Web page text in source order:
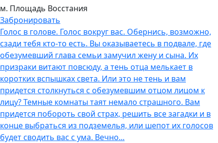
м. Площадь Восстания
Забронировать
Голос в голове. Голос вокруг вас. Обернись, возможно,
сзади тебя кто-то есть. Вы оказываетесь в подвале, где
обезумевший глава семьи замучил жену и сына. Их
призраки витают повсюду, а тень отца мелькает в
коротких вспышках света. Или это не тень и вам
придется столкнуться с обезумевшим отцом лицом к
лицу? Темные комнаты таят немало страшного. Вам
придется побороть свой страх, решить все загадки и в
конце выбраться из подземелья, или шепот их голосов
будет сводить вас с ума. Вечно...